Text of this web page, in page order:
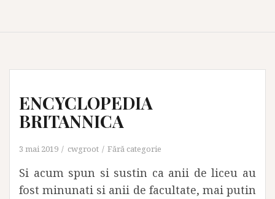
ENCYCLOPEDIA
BRITANNICA
3 mai 2019 cwgroot Fără categorie
Si acum spun si sustin ca anii de liceu au
fost minunati si anii de facultate, mai putin